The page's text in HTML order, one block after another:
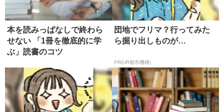
本を読みっぱなしで終わら
せない 「1冊を徹底的に学
ぶ」読書のコツ
団地でフリマ？行ってみた
ら掘り出しものが…
PR(UR都市機構)